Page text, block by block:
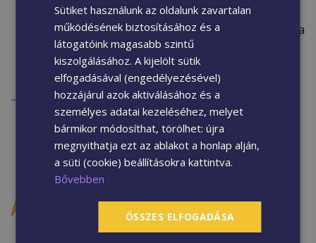
megakadályozza a szennyeződések, por és
nedvesség bejutását. Időjárásálló WPC alapanyaga
ellenáll az UV-sugárzásnak és a hőmérsékleti
ingadozásoknak, így hosszú távon is megbízható
megoldást nyújt kültéri környezetben.
A WPC oszlop nút záró ideális kiegészítő új
kerítésépítéshez és meglévő rendszerek
esztétikus lezárásához egyaránt.
AJÁNLATKÉRÉS
Sütiket használunk az oldalunk zavartalan
működésének biztosításához és a
látogatóink magasabb szintű
kiszolgálásához. A kijelölt sütik
elfogadásával (engedélyezésével)
hozzájárul azok aktiválásához és a
személyes adatai kezeléséhez, melyet
bármikor módosíthat, törölhet: újra
megnyithatja ezt az ablakot a honlap alján,
a süti (cookie) beállításokra kattintva.
Bővebben
ÖSSZES ELFOGADÁSA